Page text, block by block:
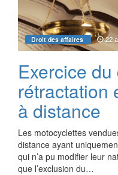
Droit des affaires 22
Exercice
rétractation
à distance
Les motocyclettes
distance ayant
qui n’a pu modifier leur
que l’exclusion du…